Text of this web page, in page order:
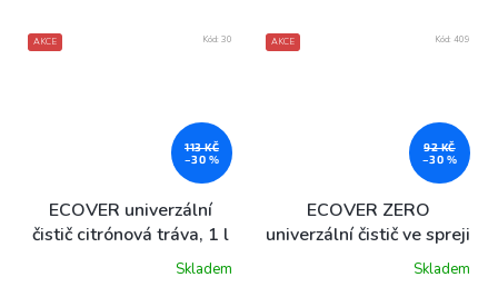
AKCE
113 KČ
–30 %
ECOVER univerzální
čistič citrónová tráva, 1 l
Skladem
Kód: 30 AKCE
92 KČ
–30 %
ECOVER ZERO
univerzální čistič ve spreji
Skladem
Kód: 409